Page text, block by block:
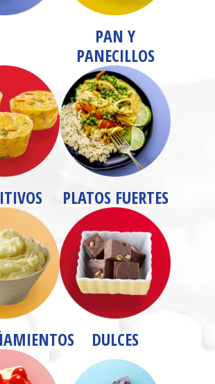
PAN Y
PANECILLOS
PLATOS FUERTES
DULCES